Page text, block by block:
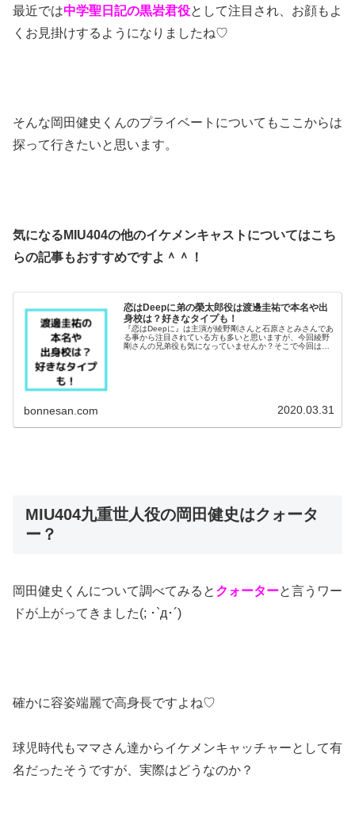
最近では中学聖日記の黒岩君役として注目され、お顔もよ
くお見掛けするようになりましたね♡
そんな岡田健史くんのプライベートについてもここからは
探って行きたいと思います。
気になるMIU404の他のイケメンキャストについてはこち
らの記事もおすすめですよ＾＾！
恋はDeepに弟の榮太郎役は渡邊圭祐で本名や出
身校は？好きなタイプも！
『恋はDeepに』は主演が綾野剛さんと石原さとみさんであ
る事から注目されている方も多いと思いますが、今回綾野
剛さんの兄弟役も気になっていませんか？そこで今回は弟
bonnesan.com 2020.03.31
MIU404九重世人役の岡田健史はクォータ
ー？
岡田健史くんについて調べてみると クォーターと言うワー
ドが上がってきました(; ･`д･´)
確かに容姿端麗で高身長ですよね♡
球児時代もママさん達からイケメンキャッチャーとして有
名だったそうですが、実際はどうなのか？